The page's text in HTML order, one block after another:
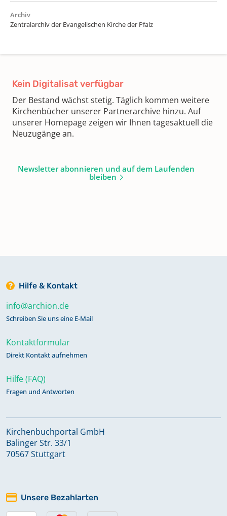
Archiv
Zentralarchiv der Evangelischen Kirche der Pfalz
Kein Digitalisat verfügbar
Der Bestand wächst stetig. Täglich kommen weitere
Kirchenbücher unserer Partnerarchive hinzu. Auf
unserer Homepage zeigen wir Ihnen tagesaktuell die
Neuzugänge an.
Newsletter abonnieren und auf dem Laufenden
bleiben
Hilfe & Kontakt
info@archion.de
Schreiben Sie uns eine E-Mail
Kontaktformular
Direkt Kontakt aufnehmen
Hilfe (FAQ)
Fragen und Antworten
Kirchenbuchportal GmbH
Balinger Str. 33/1
70567 Stuttgart
Unsere Bezahlarten